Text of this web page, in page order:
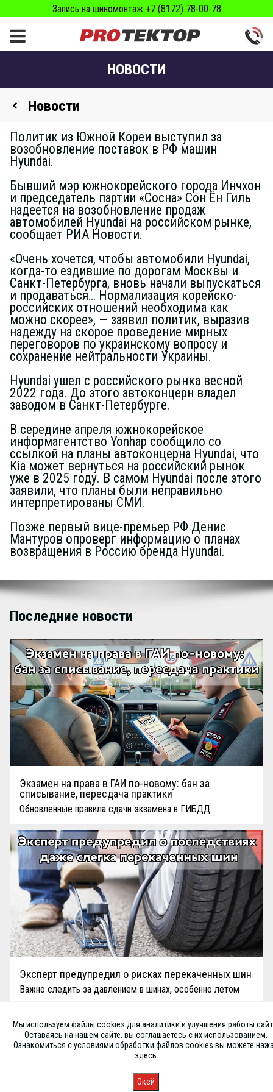
Запись на шиномонтаж +7 (8172) 78-00-78
НОВОСТИ
Новости
Политик из Южной Кореи выступил за
возобновление поставок в РФ машин
Hyundai.
Бывший мэр южнокорейского города Инчхон
и председатель партии «Сосна» Сон Ён Гиль
надеется на возобновление продаж
автомобилей Hyundai на российском рынке,
сообщает РИА Новости.
«Очень хочется, чтобы автомобили Hyundai,
когда-то ездившие по дорогам Москвы и
Санкт-Петербурга, вновь начали выпускаться
и продаваться… Нормализация корейско-
российских отношений необходима как
можно скорее», — заявил политик, выразив
надежду на скорое проведение мирных
переговоров по украинскому вопросу и
сохранение нейтральности Украины.
Hyundai ушел с российского рынка весной
2022 года. До этого автоконцерн владел
заводом в Санкт-Петербурге.
В середине апреля южнокорейское
информагентство Yonhap сообщило со
ссылкой на планы автоконцерна Hyundai, что
Kia может вернуться на российский рынок
уже в 2025 году. В самом Hyundai после этого
заявили, что планы были неправильно
интерпретированы СМИ.
Позже первый вице-премьер РФ Денис
Мантуров опроверг информацию о планах
возвращения в Россию бренда Hyundai.
Последние новости
Экзамен на права в ГАИ по-новому: бан за
списывание, пересдача практики
Обновленные правила сдачи экзамена в ГИБДД
Эксперт предупредил о рисках перекаченных шин
Важно следить за давлением в шинах, особенно летом
Запись
Мы используем файлы cookies для аналитики и улучшения работы
Оставаясь на нашем сайте, вы соглашаетесь с их использованием.
Ознакомиться с условиями обработки файлов cookies вы можете
здесь
Окей